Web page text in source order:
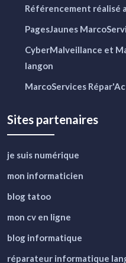
Référencement réalisé
PagesJaunes
CyberMalveillance et
langon
MarcoServices
Sites partenaires
je suis numérique
mon informaticien
blog tatoo
mon cv en ligne
blog informatique
réparateur informatique